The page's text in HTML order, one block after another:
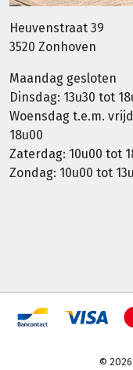
Heuvenstraat 39
3520 Zonhoven
Maandag gesloten
Dinsdag: 13u30 tot
Woensdag t.e.m.
18u00
Zaterdag: 10u00 tot
Zondag: 10u00 tot
© 2026